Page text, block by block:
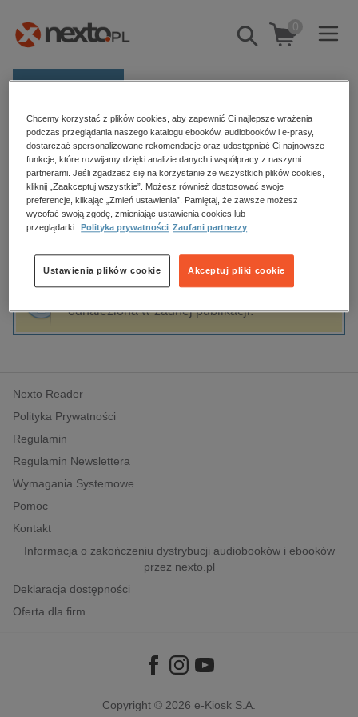
Pokaż/schowaj
wyszukiwarkę
0
E-prasa
Kategorie
Zobacz wszystkie E-prasa
budownictwo, aranżacja wnętrz
biznesowe, branżowe, gospodarka
edukacja
hobby, sport, rozrywka
komputery, internet, technologie, informatyka
polityka, społeczno-informacyjne
psychologiczne
inne
popularno-naukowe
historia
Strona główna Antoni Czechow
Antoni Czechow
Sortowanie Filtrowanie
odnaleziona w żadnej publikacji.
Nexto Reader
Polityka Prywatności
Regulamin
Regulamin Newslettera
Wymagania Systemowe
Pomoc
Kontakt
Informacja o zakończeniu dystrybucji audiobooków i ebooków
przez nexto.pl
Deklaracja dostępności
Oferta dla firm
Copyright © 2026 e-Kiosk S.A.
Chcemy korzystać z plików cookies, aby zapewnić Ci najlepsze wrażenia
podczas przeglądania naszego katalogu ebooków, audiobooków i e-prasy,
dostarczać spersonalizowane rekomendacje oraz udostępniać Ci najnowsze
funkcje, które rozwijamy dzięki analizie danych i współpracy z naszymi
partnerami. Jeśli zgadzasz się na korzystanie ze wszystkich plików cookies,
kliknij „Zaakceptuj wszystkie”. Możesz również dostosować swoje
preferencje, klikając „Zmień ustawienia”. Pamiętaj, że zawsze możesz
wycofać swoją zgodę, zmieniając ustawienia cookies lub
przeglądarki.
Polityka prywatności Zaufani partnerzy
Akceptuj pliki cookie
Ustawienia plików cookie